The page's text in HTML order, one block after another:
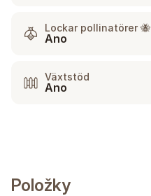
Lockar pollinatörer 🐝
Ano
Växtstöd
Ano
Položky